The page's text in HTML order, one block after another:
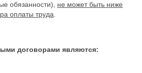
обязанности), не может быть ниже
оплаты труда
договорами являются: